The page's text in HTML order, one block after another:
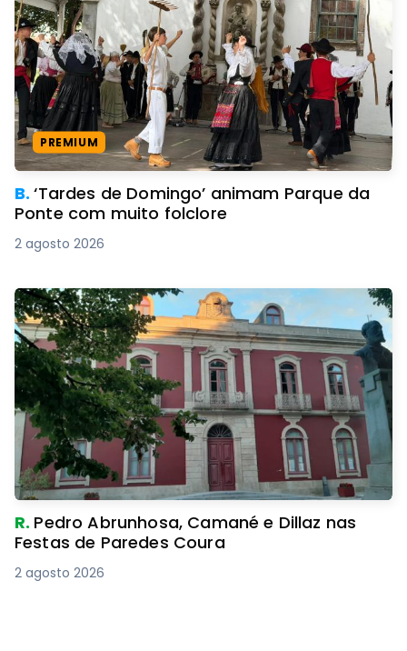
PREMIUM
B.‘Tardes de Domingo’ animam Parque da
Ponte com muito folclore
2 agosto 2026
R. Pedro Abrunhosa, Camané e Dillaz nas
Festas de Paredes Coura
2 agosto 2026